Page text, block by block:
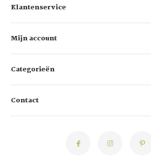
Klantenservice
Mijn account
Categorieën
Contact